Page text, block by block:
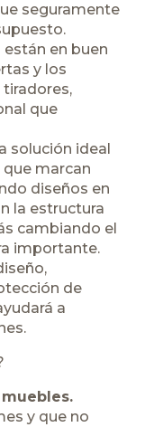
seguramente
en buen
y los
que
solución ideal
marcan
diseños en
la estructura
cambiando el
importante.
de
a
y que no